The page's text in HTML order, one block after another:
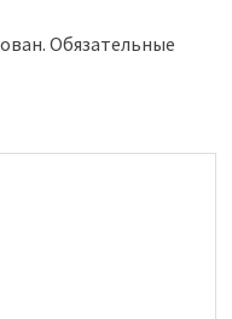
Обязательные